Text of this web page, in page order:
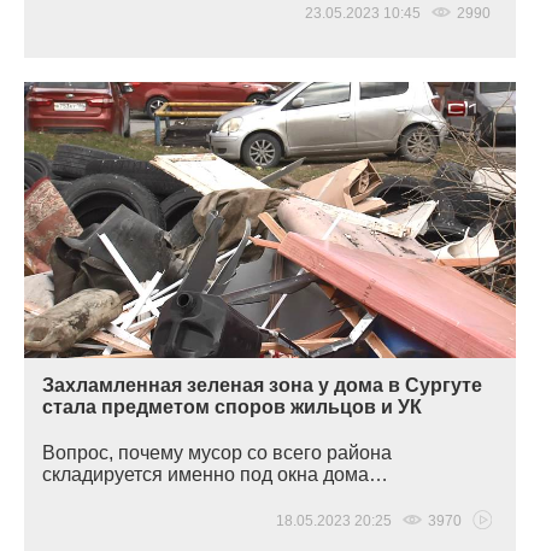
23.05.2023 10:45 2990
Захламленная зеленая зона у дома в Сургуте
стала предметом споров жильцов и УК
Вопрос, почему мусор со всего района
складируется именно под окна дома…
18.05.2023 20:25 3970